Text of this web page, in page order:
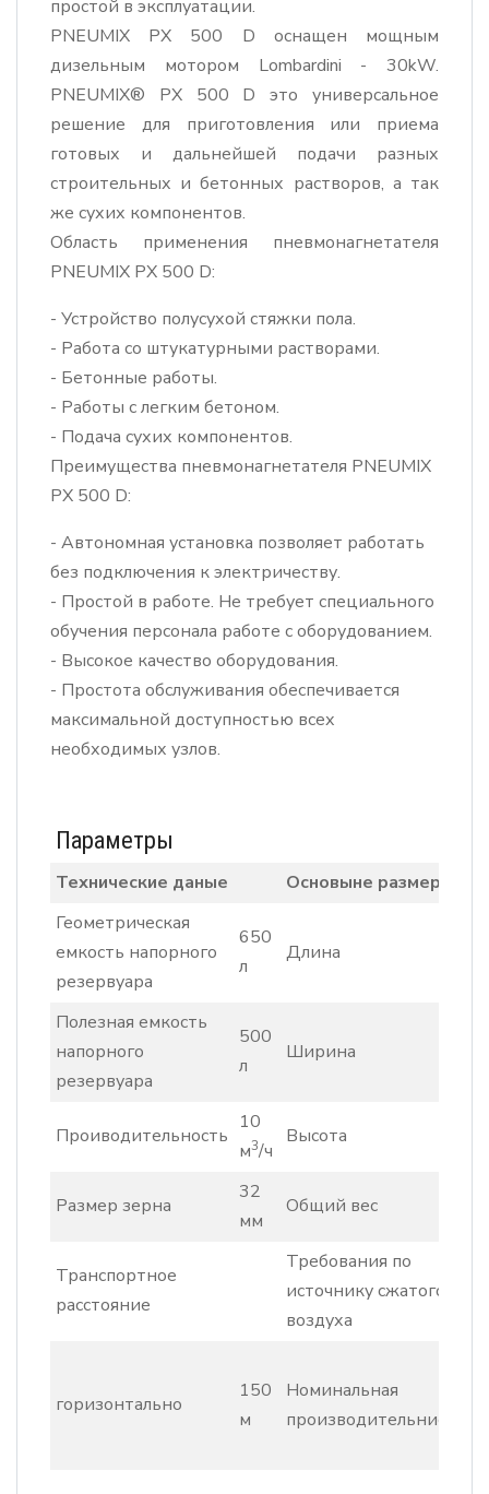
простой в эксплуатации.
PNEUMIX PX 500 D оснащен мощным
дизельным мотором Lombardini - 30kW.
PNEUMIX® PX 500 D это универсальное
решение для приготовления или приема
готовых и дальнейшей подачи разных
строительных и бетонных растворов, а так
же сухих компонентов.
Область применения пневмонагнетателя
PNEUMIX PX 500 D:
- Устройство полусухой стяжки пола.
- Работа со штукатурными растворами.
- Бетонные работы.
- Работы с легким бетоном.
- Подача сухих компонентов.
Преимущества пневмонагнетателя PNEUMIX
РХ 500 D:
- Автономная установка позволяет работать
без подключения к электричеству.
- Простой в работе. Не требует специального
обучения персонала работе с оборудованием.
- Высокое качество оборудования.
- Простота обслуживания обеспечивается
максимальной доступностью всех
необходимых узлов.
Параметры
Технические даные
Основыне размеры
Геометрическая
емкость напорного
резервуара
650
л
Длина
Полезная емкость
напорного
резервуара
500
л
Ширина
Проиводительность
10
м3/ч
Высота
Размер зерна
32
мм
Общий вес
Транспортное
расстояние
Требования по
источнику сжатого
воздуха
горизонтально
150
м
Номинальная
производительнисть